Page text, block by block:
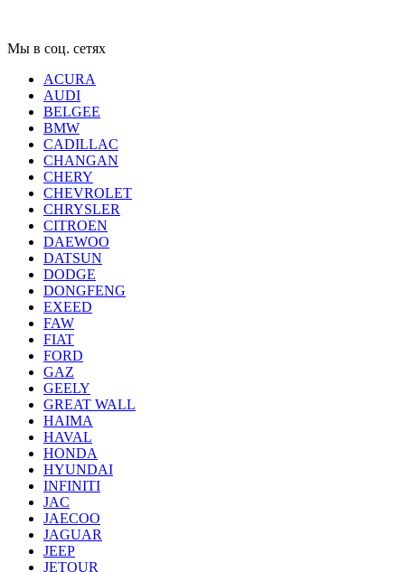
Мы в соц. сетях
ACURA
AUDI
BELGEE
BMW
CADILLAC
CHANGAN
CHERY
CHEVROLET
CHRYSLER
CITROEN
DAEWOO
DATSUN
DODGE
DONGFENG
EXEED
FAW
FIAT
FORD
GAZ
GEELY
GREAT WALL
HAIMA
HAVAL
HONDA
HYUNDAI
INFINITI
JAC
JAECOO
JAGUAR
JEEP
JETOUR